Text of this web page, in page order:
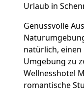
Urlaub in
Genussvolle
natürlich,
Umgebung zu
Wellnesshotel
romantische